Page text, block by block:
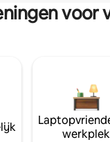
voor
werkplek